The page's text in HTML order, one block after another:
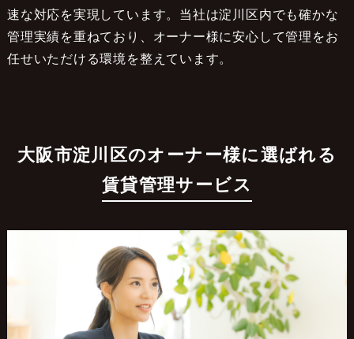
速な対応を実現しています。当社は淀川区内でも確かな
管理実績を重ねており、オーナー様に安心して管理をお
任せいただける環境を整えています。
大阪市淀川区のオーナー様に選ばれる
賃貸管理サービス